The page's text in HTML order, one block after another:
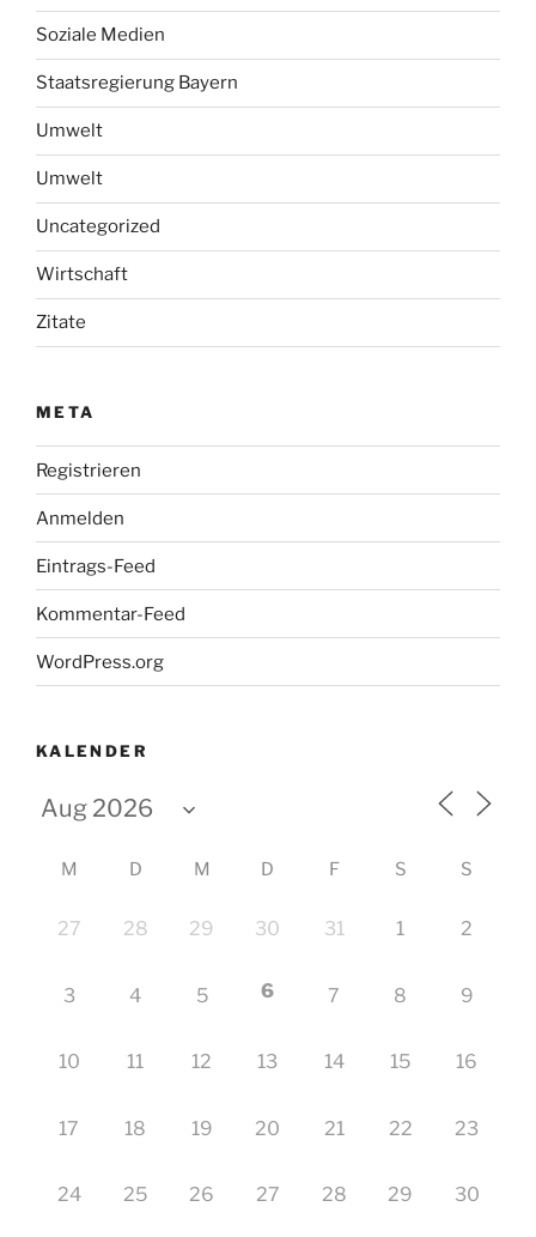
Soziale Medien
Staatsregierung Bayern
Umwelt
Umwelt
Uncategorized
Wirtschaft
Zitate
META
Registrieren
Anmelden
Eintrags-Feed
Kommentar-Feed
WordPress.org
KALENDER
M D M D F S S
27 28 29 30 31 1 2
3 4 5 6 7 8 9
10 11 12 13 14 15 16
17 18 19 20 21 22 23
24 25 26 27 28 29 30